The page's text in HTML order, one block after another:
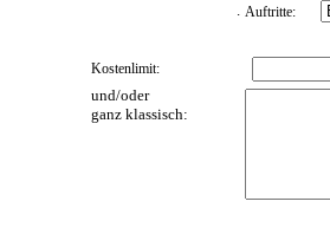
. Auftritte:
Kostenlimit:
und/oder
ganz klassisch: